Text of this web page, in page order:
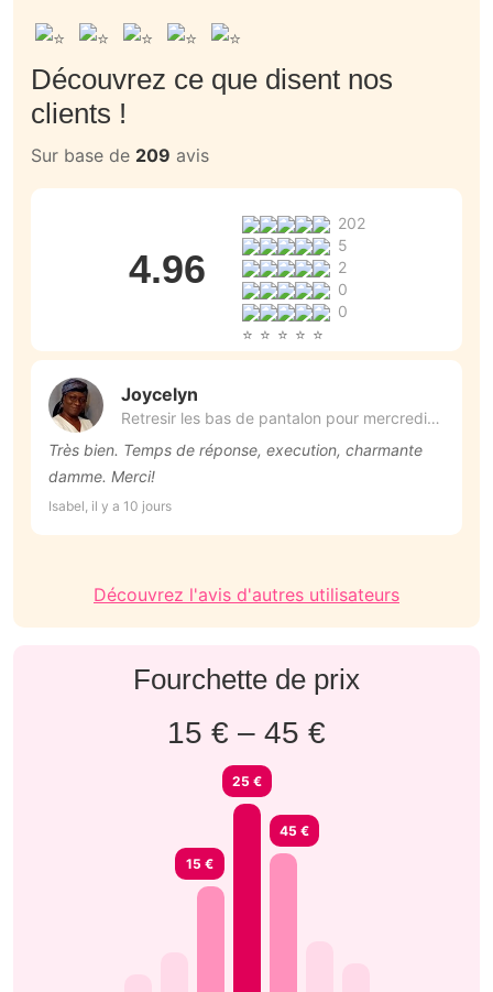
Découvrez ce que disent nos
clients !
Sur base de 209 avis
4.96
202
5
2
0
0
Joycelyn
Retresir les bas de pantalon pour mercredi
29 Juillet.
Très bien. Temps de réponse, execution, charmante
damme. Merci!
Isabel, il y a 10 jours
Découvrez l'avis d'autres utilisateurs
Fourchette de prix
15 € – 45 €
15 €
25 €
45 €